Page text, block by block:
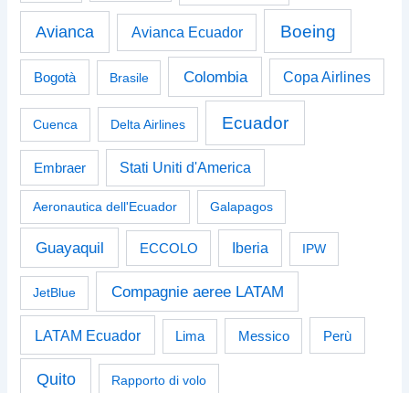
Avianca Avianca Ecuador Boeing
Bogotà Brasile Colombia Copa Airlines
Cuenca Delta Airlines Ecuador
Embraer Stati Uniti d'America
Aeronautica dell'Ecuador Galapagos
Guayaquil ECCOLO Iberia IPW
JetBlue Compagnie aeree LATAM
LATAM Ecuador Lima Messico Perù
Quito Rapporto di volo